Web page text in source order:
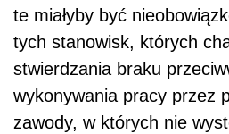
te miałyby być
tych stanowisk, których
stwierdzania braku
wykonywania pracy przez
zawody, w których nie